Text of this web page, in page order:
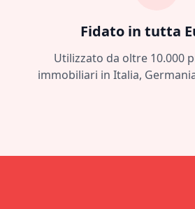
Fidato in tutta
Utilizzato da oltre 10.000
immobiliari in Italia,